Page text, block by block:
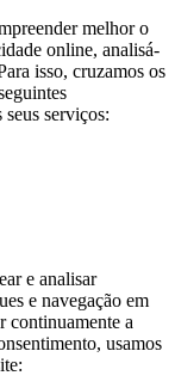
melhor o
online, analisá-
isso, cruzamos os
serviços:
e analisar
e navegação em
continuamente a
usamos